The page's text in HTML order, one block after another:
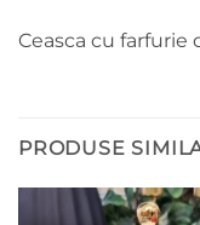
Ceasca cu farfurie
PRODUSE